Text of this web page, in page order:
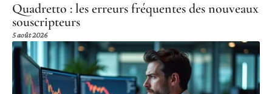
Quadretto : les erreurs fréquentes des nouveaux
souscripteurs
5 août 2026